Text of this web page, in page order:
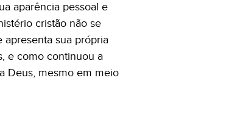
aparência pessoal e
cristão não se
sua própria
e como continuou a
Deus, mesmo em meio